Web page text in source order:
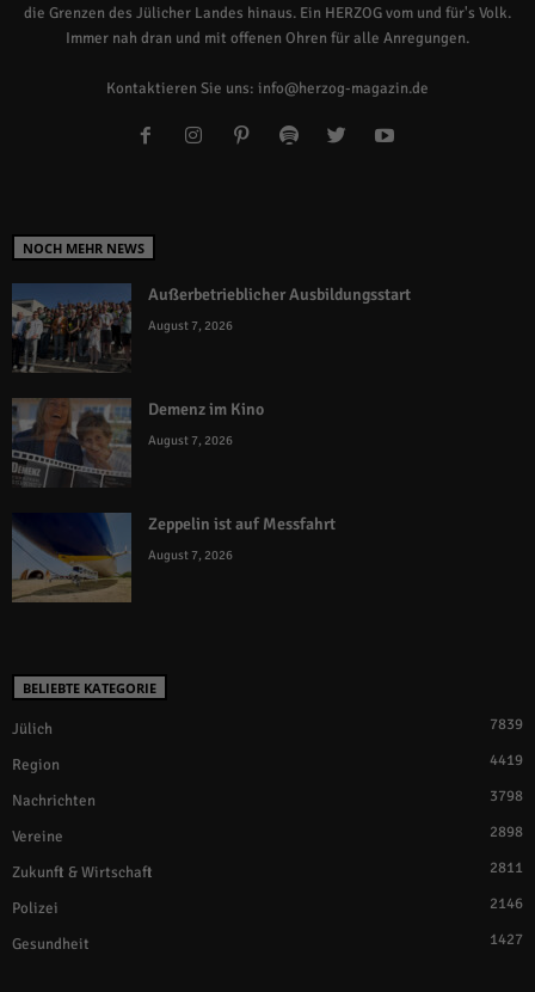
die Grenzen des Jülicher Landes hinaus. Ein HERZOG vom und für's Volk.
Immer nah dran und mit offenen Ohren für alle Anregungen.
Kontaktieren Sie uns: info@herzog-magazin.de
NOCH MEHR NEWS
Außerbetrieblicher Ausbildungsstart
August 7, 2026
Demenz im Kino
August 7, 2026
Zeppelin ist auf Messfahrt
August 7, 2026
BELIEBTE KATEGORIE
Jülich 7839
Region 4419
Nachrichten 3798
Vereine 2898
Zukunft & Wirtschaft 2811
Polizei 2146
Gesundheit 1427